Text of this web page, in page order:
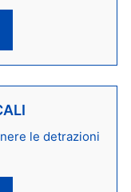
le detrazioni